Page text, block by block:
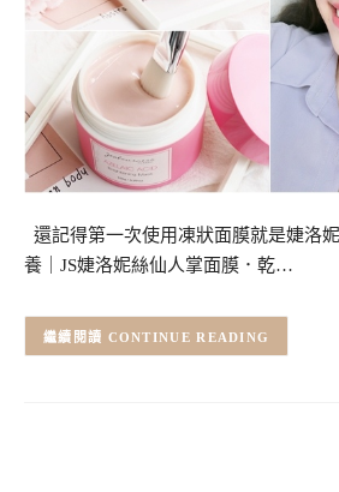
還記得第一次使用凍狀面膜就是婕洛
養｜JS婕洛妮絲仙人掌面膜．乾…
CONTINUE READING